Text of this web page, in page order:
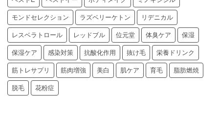
モンドセレクション ラズベリーケトン リデニカル
レスベラトロール レッドブル 位元堂 体臭ケア 保湿
保湿ケア 感染対策 抗酸化作用 抜け毛 栄養ドリンク
筋トレサプリ 筋肉増強 美白 肌ケア 育毛 脂肪燃焼
脱毛 花粉症